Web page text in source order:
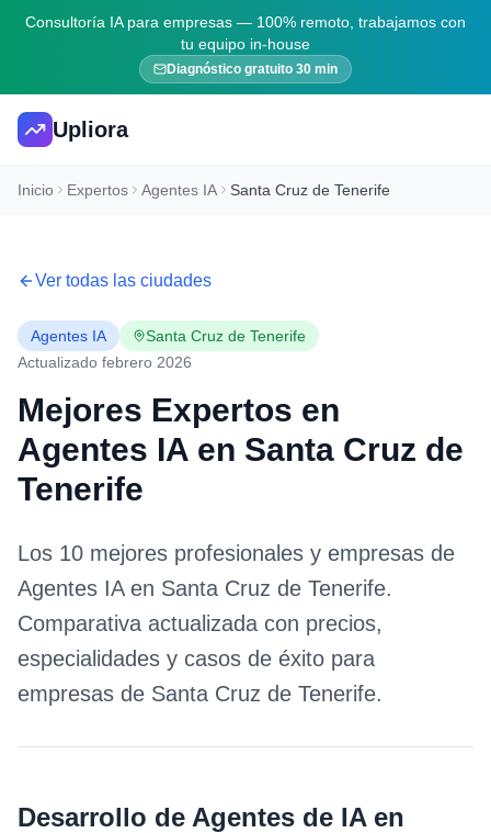
Consultoría IA para empresas — 100% remoto, trabajamos con
tu equipo in-house
Diagnóstico gratuito 30 min
Upliora
Inicio Expertos Agentes IA Santa Cruz de Tenerife
Ver todas las ciudades
Agentes IA
Santa Cruz de Tenerife
Actualizado febrero 2026
Mejores Expertos en
Agentes IA en Santa Cruz de
Tenerife
Los 10 mejores profesionales y empresas de
Agentes IAen Santa Cruz de Tenerife.
Comparativa actualizada con precios,
especialidades y casos de éxito para
empresas de Santa Cruz de Tenerife.
Desarrollo de Agentes de IAen